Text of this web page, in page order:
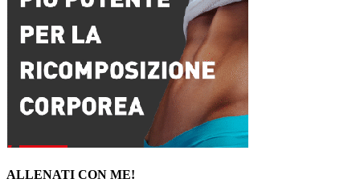
ALLENATI CON ME!